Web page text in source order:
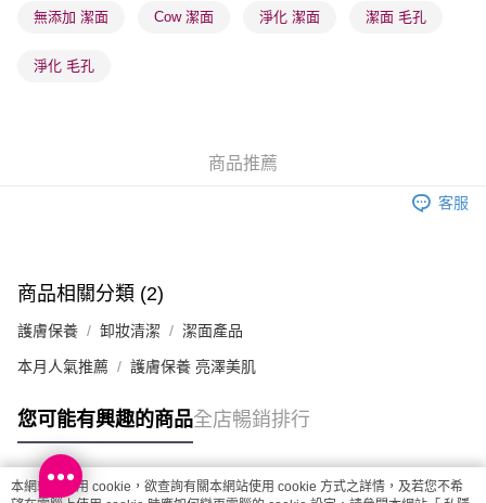
順豐站及營業點 - 確認發貨後1-3個工作天送達
每筆HK$65.00，滿HK$300.00或以上免運費
(香港門市) 只顯示可選門市。確認發貨後2-5個工作天到店，3天內
(澳門門市) 只顯示可選門市。確認發貨後2-5個工作天到店，3天內
每筆HK$20.00，滿HK$100.00或以上免運費
無添加 潔面 Cow 潔面 淨化 潔面 潔面 毛孔
淨化 毛孔
商品推薦
客服
商品相關分類 (2)
護膚保養 卸妝清潔 潔面產品
本月人氣推薦 護膚保養 亮澤美肌
您可能有興趣的商品全店暢銷排行
本網站中使用 cookie，欲查詢有關本網站使用 cookie 方式之詳情，及若您不希